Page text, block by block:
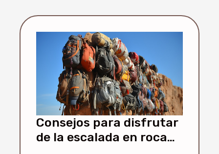
Consejos para disfrutar
de la escalada en roca